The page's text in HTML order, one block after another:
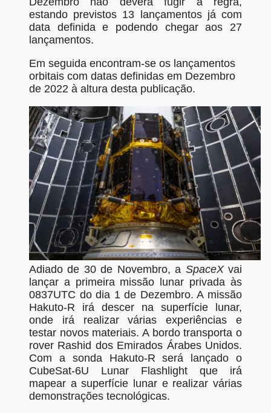
estando previstos 13 lançamentos já com
data definida e podendo chegar aos 27
lançamentos.
Em seguida encontram-se os lançamentos
orbitais com datas definidas em Dezembro
de 2022 à altura desta publicação.
Adiado de 30 de Novembro, a SpaceXvai
lançar a primeira missão lunar privada às
0837UTC do dia 1 de Dezembro. A missão
Hakuto-R irá descer na superfície lunar,
onde irá realizar várias experiências e
testar novos materiais. A bordo transporta o
rover Rashid dos Emirados Árabes Unidos.
Com a sonda Hakuto-R será lançado o
CubeSat-6U Lunar Flashlight que irá
mapear a superfície lunar e realizar várias
demonstrações tecnológicas.